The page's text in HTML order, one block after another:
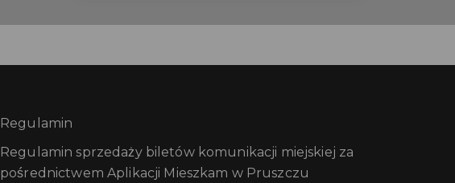
Regulamin
Regulamin sprzedaży biletów komunikacji miejskiej za
pośrednictwem Aplikacji Mieszkam w Pruszczu